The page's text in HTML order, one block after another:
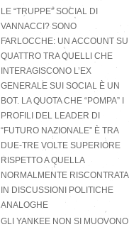
LE “TRUPPE” SOCIAL DI
VANNACCI? SONO
FARLOCCHE: UN ACCOUNT SU
QUATTRO TRA QUELLI CHE
INTERAGISCONO L’EX
GENERALE SUI SOCIAL È UN
BOT. LA QUOTA CHE “POMPA” I
PROFILI DEL LEADER DI
“FUTURO NAZIONALE” È TRA
DUE-TRE VOLTE SUPERIORE
RISPETTO A QUELLA
NORMALMENTE RISCONTRATA
IN DISCUSSIONI POLITICHE
ANALOGHE
GLI YANKEE NON SI MUOVONO